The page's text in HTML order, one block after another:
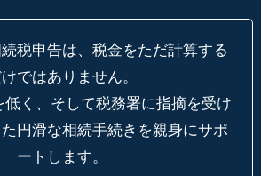
税申告は、税金をただ計算する
ではありません。
低く、そして税務署に指摘を受け
た円滑な相続手続きを親身にサポ
ートします。